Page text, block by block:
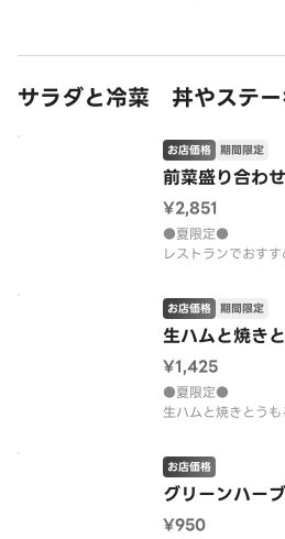
赤ワインバルサミコ
サラダと冷菜 丼やステー
前菜盛り合わせ
お店価格 期間限定
¥2,851
●夏限定●
レストランでおす
ピッツァやパスタ、
でも、お酒のおつま
る、嬉しい一皿です
・タコとパプリカの
・自家製ローストビ
生ハムと焼き
お店価格 期間限定
¥1,425
●夏限定●
生ハムと焼きとうも
た、ワインにもよく
爽やかな酸味のバル
グリーンハー
お店価格
¥950